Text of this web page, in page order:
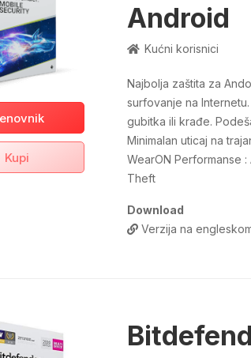
Kupi
Android
Kućni korisnici
Najbolja zaštita za
surfovanje na
gubitka ili krađe.
Minimalan uticaj na
WearON Performanse
Theft
Download
Verzija na